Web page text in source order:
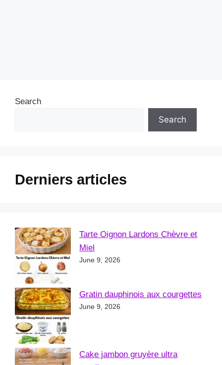
Search
Search
Derniers articles
Tarte Oignon Lardons Chèvre et
Miel
June 9, 2026
Gratin dauphinois aux courgettes
June 9, 2026
Cake jambon gruyère ultra